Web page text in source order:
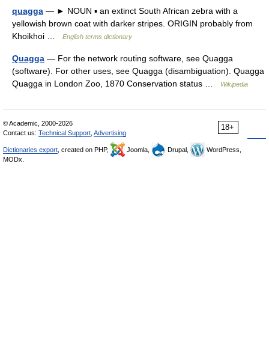
quagga — ► NOUN ▪ an extinct South African zebra with a
yellowish brown coat with darker stripes. ORIGIN probably from
Khoikhoi …
English terms dictionary
Quagga — For the network routing software, see Quagga
(software). For other uses, see Quagga (disambiguation). Quagga
Quagga in London Zoo, 1870 Conservation status …
Wikipedia
18+
© Academic, 2000-2026
Contact us: Technical Support Advertising
Dictionaries export , created on PHP, Joomla, Drupal,
WordPress,
MODx.